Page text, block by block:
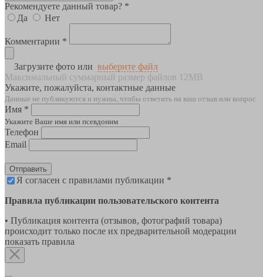
Рекомендуете данный товар? *
Да
Нет
Комментарии *
Загрузите фото или выберите файл
Максимальный суммарный размер файлов 12MB
Укажите, пожалуйста, контактные данные
Данные не публикуются и нужны, чтобы ответить на ваш отзыв или вопрос
Имя *
Укажите Ваше имя или псевдоним
Телефон
Email
Отправить
Я согласен с правилами публикации *
Правила публикации пользовательского контента
• Публикация контента (отзывов, фотографий товара)
происходит только после их предварительной модерации
показать правила